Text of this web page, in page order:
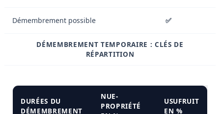
Démembrement possible ✅
DÉMEMBREMENT TEMPORAIRE : CLÉS DE
RÉPARTITION
DURÉES DU
DÉMEMBREMENT
NUE-
PROPRIÉTÉ
USUFRUIT
EN %